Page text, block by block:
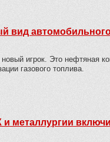
вид
игрок. Это нефтяная
газового топлива.
металлургии